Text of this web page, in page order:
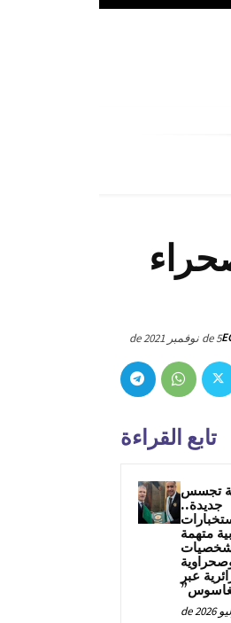
الصحراء
5 de نوفمبر de 2021
تابع القراءة
تجسس
جديدة..
متهمة
شخصيات
عبر